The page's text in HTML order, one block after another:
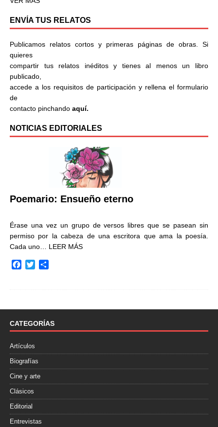
ENVÍA TUS RELATOS
Publicamos relatos cortos y primeras páginas de obras. Si
quieres
compartir tus relatos inéditos y tienes al menos un libro
publicado,
accede a los requisitos de participación y rellena el formulario
de
contacto pinchando aquí.
NOTICIAS EDITORIALES
Poemario: Ensueño eterno
Érase una vez un grupo de versos libres que se pasean sin
permiso por la cabeza de una escritora que ama la poesía.
Cada uno… LEER MÁS
o
k
r
t
i
CATEGORÍAS
Artículos
Biografías
Cine y arte
Clásicos
Editorial
Entrevistas